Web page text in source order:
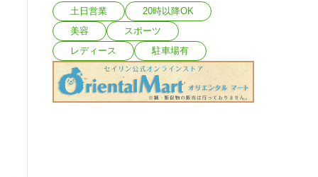
土日営業
20時以降OK
美容
スポーツ
レディース
駐車場有